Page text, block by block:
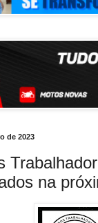
de 2023
na